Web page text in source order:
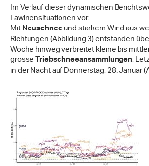
Im Verlauf dieser dynamischen
Lawinensituationen vor:
MitNeuschneeund starkem Wind aus
Richtungen (Abbildung 3) entstanden
Woche hinweg verbreitet kleine bis
grosseTriebschneeansammlungen,
in der Nacht auf Donnerstag, 28. Januar